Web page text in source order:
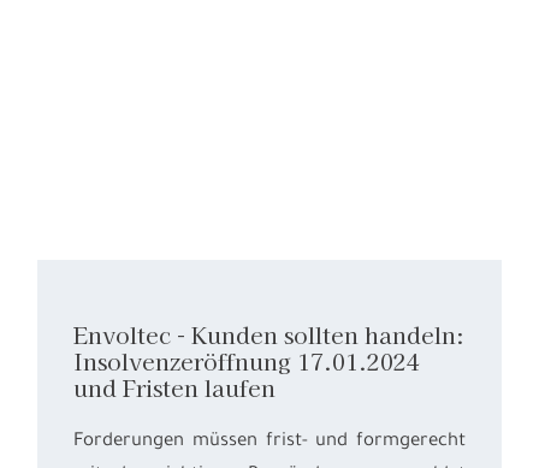
Envoltec - Kunden sollten handeln:
Insolvenzeröffnung 17.01.2024
und Fristen laufen
Forderungen müssen frist- und formgerecht